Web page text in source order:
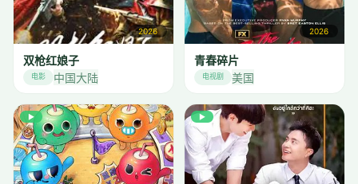
2026
双枪红娘子
电影 中国大陆
2026
青春碎片
电视剧 美国
▶ ▶